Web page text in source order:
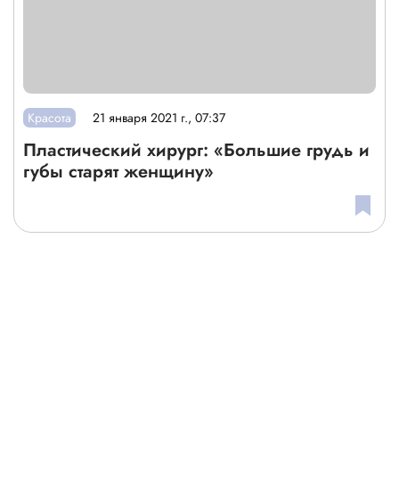
Красота 21 января 2021 г., 07:37
Пластический хирург: «Большие грудь и
губы старят женщину»